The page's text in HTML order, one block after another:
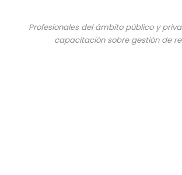
Profesionales del ámbito público y
capacitación sobre gestión de